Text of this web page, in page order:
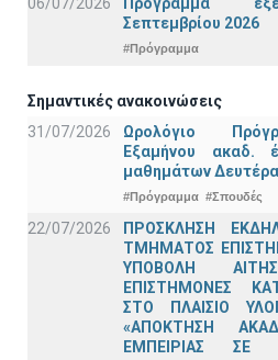
Σεπτεμβρίου 2026
#Πρόγραμμα
Σημαντικές ανακοινώσεις
31/07/2026
Ωρολόγιο
Εξαμήνου ακαδ.
μαθημάτων
#Πρόγραμμα #Σπουδές
22/07/2026
ΠΡΟΣΚΛΗΣΗ
ΤΜΗΜΑΤΟΣ
ΥΠΟΒΟΛΗ
ΕΠΙΣΤΗΜΟΝΕΣ
ΣΤΟ ΠΛΑΙΣΙΟ
«ΑΠΟΚΤΗΣΗ
ΕΜΠΕΙΡΙΑΣ ΣΕ